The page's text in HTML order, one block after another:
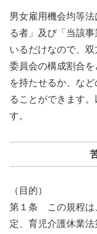
男女雇用機会均等
る者」及び「当該
いるだけなので、双
委員会の構成割合
を持たせるか、な
ることができます
す。
（目的）
第１条 この規程は
定、育児介護休業